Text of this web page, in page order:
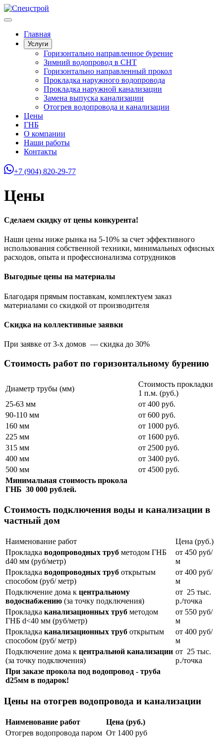
Главная
Услуги
Горизонтально направленное бурение
Зимний водопровод в СНТ
Горизонтально направленный прокол
Прокладка наружного водопровода
Прокладка наружной канализации
Замена выпуска канализации
Отогрев водопровода и канализации
Цены
ГНБ
О компании
Наши работы
Контакты
+7 (904) 820-29-77
Цены
Сделаем скидку от цены конкурента!
Наши цены ниже рынка на 5­-10% за счет эффективного
использования собственной техники, минимальных офисных
расходов, опыта и профессионализма сотрудников
Выгодные цены на материалы
Благодаря прямым поставкам, комплектуем заказ
материалами со скидкой от производителя
Скидка на коллективные заявки
При заявке от 3-х домов — скидка до 30%
Стоимость работ по горизонтальному бурению
Диаметр трубы (мм)
Стоимость прокладки
1 п.м. (руб.)
25-63 мм
от 400 руб.
90-110 мм
от 600 руб.
160 мм
от 1000 руб.
225 мм
от 1600 руб.
315 мм
от 2500 руб.
400 мм
от 3400 руб.
500 мм
от 4500 руб.
Минимальная стоимость прокола
ГНБ 30 000 рублей.
Стоимость подключения воды и канализации в
частный дом
Наименование работ
Цена (руб.)
Прокладка водопроводных труб методом ГНБ
d40 мм (руб/метр)
от 450 руб/
м
Прокладка водопроводных труб открытым
способом (руб/ метр)
от 400 руб/
м
Подключение дома к центральному
водоснабжению (за точку подключения)
от 25 тыс.
р./точка
Прокладка канализационных труб методом
ГНБ d<40 мм (руб/метр)
от 550 руб/
м
Прокладка канализационных труб открытым
способом (руб/ метр)
от 400 руб/
м
Подключение дома к центральной канализации
(за точку подключения)
от 25 тыс.
р./точка
При заказе прокола под водопровод - труба
d25мм в подарок!
Цены на отогрев водопровода и канализации
Наименование работ
Цена (руб.)
Отогрев водопровода паром От 1400 руб